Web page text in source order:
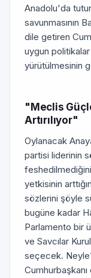
Anadolu'da
savunmasının
dile getiren
uygun
yürütülmesinin
"Meclis
Artırılıyor"
Oylanacak
partisi liderinin
yetkisinin
sözlerini şöyle
bugüne kadar
Parlamento bir
ve Savcılar
seçecek.